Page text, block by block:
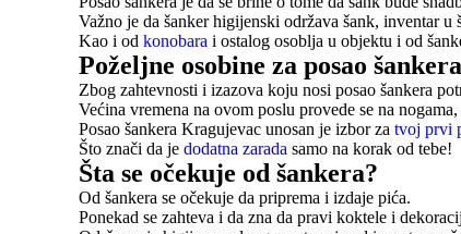
Važno je da šanker higijenski održava šank, inventar
Kao i od konobara i ostalog osoblja u objektu i od
Poželjne osobine za posao šankera
Zbog zahtevnosti i izazova koju nosi posao šankera
Većina vremena na ovom poslu provede se na
Posao šankera Kragujevac unosan je izbor za tvoj prvi
Što znači da je dodatna zarada samo na korak od tebe!
Šta se očekuje od šankera?
Od šankera se očekuje da priprema i izdaje pića.
Ponekad se zahteva i da zna da pravi koktele i